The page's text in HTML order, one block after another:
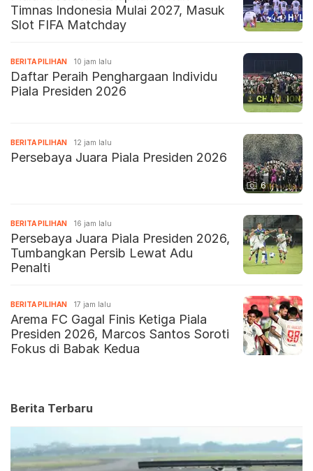
Timnas Indonesia Mulai 2027, Masuk
Slot FIFA Matchday
BERITA PILIHAN 10 jam lalu
Daftar Peraih Penghargaan Individu
Piala Presiden 2026
6
BERITA PILIHAN 12 jam lalu
Persebaya Juara Piala Presiden 2026
BERITA PILIHAN 16 jam lalu
Persebaya Juara Piala Presiden 2026,
Tumbangkan Persib Lewat Adu
Penalti
BERITA PILIHAN 17 jam lalu
Arema FC Gagal Finis Ketiga Piala
Presiden 2026, Marcos Santos Soroti
Fokus di Babak Kedua
Berita Terbaru